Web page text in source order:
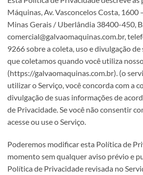
Máquinas, Av. Vasconcelos Costa, 1600
Minas Gerais / Uberlândia 38400-450,
comercial@galvaomaquinas.com.br,
9266 sobre a coleta, uso e divulgação
que coletamos quando você utiliza
(https://galvaomaquinas.com.br). (o
utilizar o Serviço, você concorda com a
divulgação de suas informações de
de Privacidade. Se você não consentir
acesse ou use o Serviço.
Poderemos modificar esta Política de
momento sem qualquer aviso prévio e
Política de Privacidade revisada no